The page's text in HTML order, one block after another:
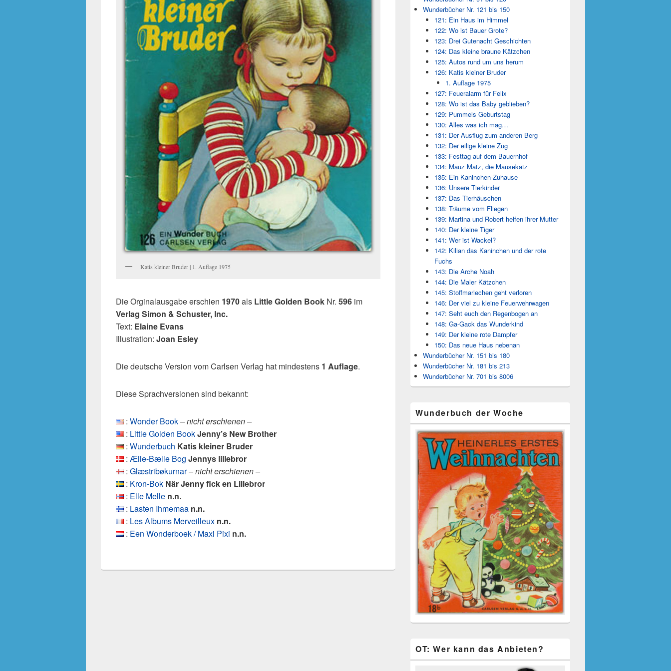
Katis kleiner Bruder | 1. Auflage 1975
Die Orginalausgabe erschien 1970als Little Golden Book Nr. 596 im
Verlag Simon & Schuster, Inc.
Text: Elaine Evans
Illustration: Joan Esley
Die deutsche Version vom Carlsen Verlag hat mindestens 1 Auflage.
Diese Sprachversionen sind bekannt:
: Wonder Book– nicht erschienen –
: Little Golden BookJenny’s New Brother
: Wunderbuch Katis kleiner Bruder
: Ælle-Bælle Bog Jennys lillebror
: Glæstribøkurnar– nicht erschienen –
: Kron-Bok När Jenny fick en Lillebror
: Elle Melle n.n.
: Lasten Ihmemaa n.n.
: Les Albums Merveilleux n.n.
: Een Wonderboek / Maxi Pixi n.n.
Wunderbücher Nr. 121 bis 150
121: Ein Haus im Himmel
122: Wo ist Bauer Grote?
123: Drei Gutenacht Geschichten
124: Das kleine braune Kätzchen
125: Autos rund um uns herum
126: Katis kleiner Bruder
1. Auflage 1975
127: Feueralarm für Felix
128: Wo ist das Baby geblieben?
129: Pummels Geburtstag
130: Alles was ich mag…
131: Der Ausflug zum anderen Berg
132: Der eilige kleine Zug
133: Festtag auf dem Bauernhof
134: Mauz Matz, die Mausekatz
135: Ein Kaninchen-Zuhause
136: Unsere Tierkinder
137: Das Tierhäuschen
138: Träume vom Fliegen
139: Martina und Robert helfen ihrer Mutter
140: Der kleine Tiger
141: Wer ist Wackel?
142: Kilian das Kaninchen und der rote
Fuchs
143: Die Arche Noah
144: Die Maler Kätzchen
145: Stoffmariechen geht verloren
146: Der viel zu kleine Feuerwehrwagen
147: Seht euch den Regenbogen an
148: Ga-Gack das Wunderkind
149: Der kleine rote Dampfer
150: Das neue Haus nebenan
Wunderbücher Nr. 151 bis 180
Wunderbücher Nr. 181 bis 213
Wunderbücher Nr. 701 bis 8006
Wunderbuch der Woche
OT: Wer kann das Anbieten?